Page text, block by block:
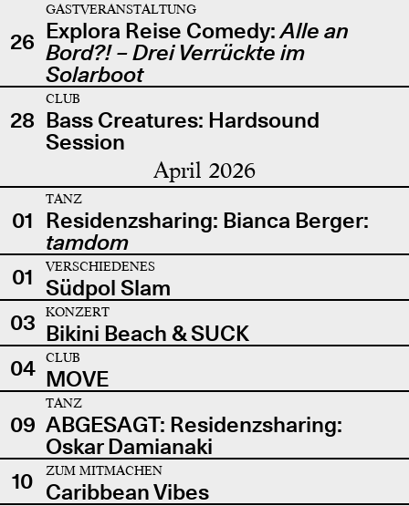
26
GASTVERANSTALTUNG
Explora Reise Comedy:Alle an
Bord?! – Drei Verrückte im
Solarboot
28
CLUB
Bass Creatures: Hardsound
Session
April 2026
01
TANZ
Residenzsharing: Bianca Berger:
tamdom
01
VERSCHIEDENES
Südpol Slam
03
KONZERT
Bikini Beach & SUCK
04
CLUB
MOVE
09
TANZ
ABGESAGT: Residenzsharing:
Oskar Damianaki
10
ZUM MITMACHEN
Caribbean Vibes